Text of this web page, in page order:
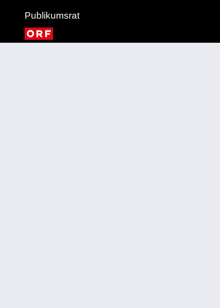
Publikumsrat